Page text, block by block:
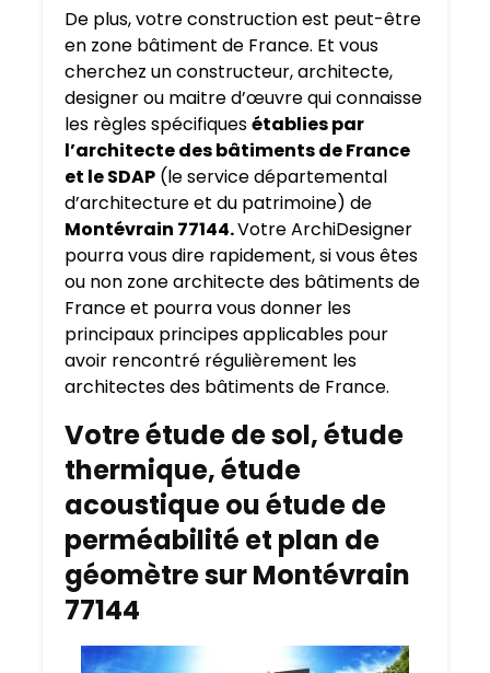
De plus, votre construction est peut-être
en zone bâtiment de France. Et vous
cherchez un constructeur, architecte,
designer ou maitre d’œuvre qui connaisse
les règles spécifiquesétablies par
l’architecte des bâtiments de France
et le SDAP (le service départemental
d’architecture et du patrimoine) de
Montévrain 77144.Votre ArchiDesigner
pourra vous dire rapidement, si vous êtes
ou non zone architecte des bâtiments de
France et pourra vous donner les
principaux principes applicables pour
avoir rencontré régulièrement les
architectes des bâtiments de France.
Votre étude de sol, étude
thermique, étude
acoustique ou étude de
perméabilité et plan de
géomètre sur Montévrain
77144